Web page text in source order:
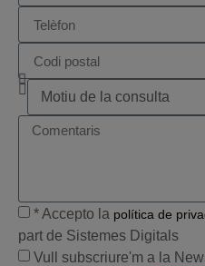
* Accepto la política de
part de Sistemes Digitals
Vull subscriure'm a la